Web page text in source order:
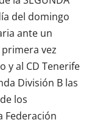
del domingo
ante un
vez
y al CD Tenerife
División B las
los
Federación